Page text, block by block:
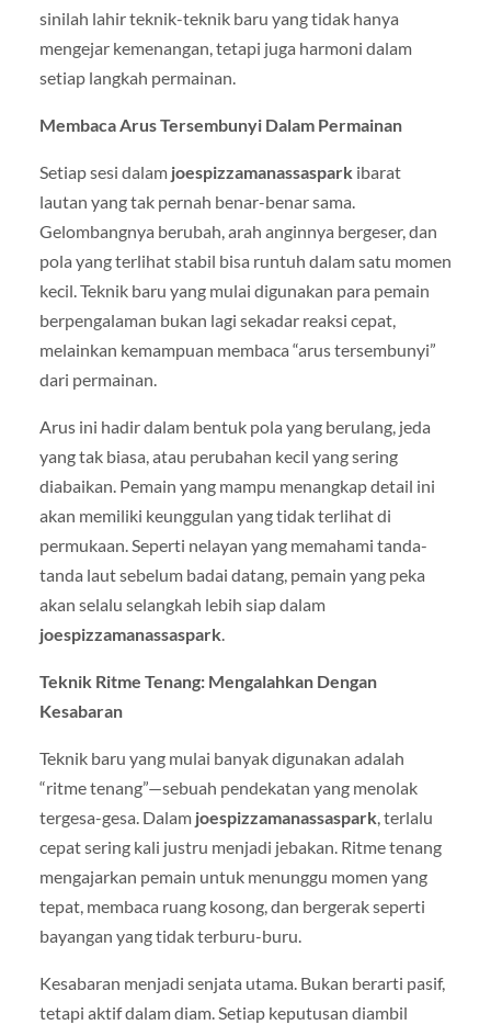
sinilah lahir teknik-teknik baru yang tidak hanya
mengejar kemenangan, tetapi juga harmoni dalam
setiap langkah permainan.
Membaca Arus Tersembunyi Dalam Permainan
Setiap sesi dalam joespizzamanassasparkibarat
lautan yang tak pernah benar-benar sama.
Gelombangnya berubah, arah anginnya bergeser, dan
pola yang terlihat stabil bisa runtuh dalam satu momen
kecil. Teknik baru yang mulai digunakan para pemain
berpengalaman bukan lagi sekadar reaksi cepat,
melainkan kemampuan membaca “arus tersembunyi”
dari permainan.
Arus ini hadir dalam bentuk pola yang berulang, jeda
yang tak biasa, atau perubahan kecil yang sering
diabaikan. Pemain yang mampu menangkap detail ini
akan memiliki keunggulan yang tidak terlihat di
permukaan. Seperti nelayan yang memahami tanda-
tanda laut sebelum badai datang, pemain yang peka
akan selalu selangkah lebih siap dalam
joespizzamanassaspark.
Teknik Ritme Tenang: Mengalahkan Dengan
Kesabaran
Teknik baru yang mulai banyak digunakan adalah
“ritme tenang”—sebuah pendekatan yang menolak
tergesa-gesa. Dalam joespizzamanassaspark, terlalu
cepat sering kali justru menjadi jebakan. Ritme tenang
mengajarkan pemain untuk menunggu momen yang
tepat, membaca ruang kosong, dan bergerak seperti
bayangan yang tidak terburu-buru.
Kesabaran menjadi senjata utama. Bukan berarti pasif,
tetapi aktif dalam diam. Setiap keputusan diambil